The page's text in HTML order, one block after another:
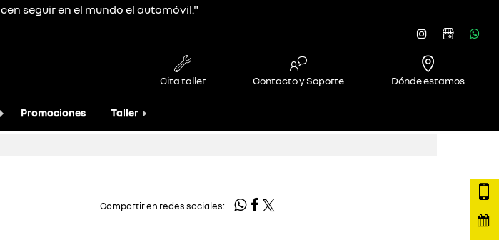
seguir en el mundo el automóvil."
Cita taller Contacto y Soporte Dónde estamos
Promociones Taller
Compartir en redes sociales: